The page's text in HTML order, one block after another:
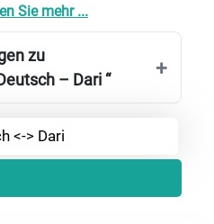
Sie mehr ...
zu
– Dari “
<-> Dari